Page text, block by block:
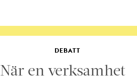
DEBATT
en verksamhet